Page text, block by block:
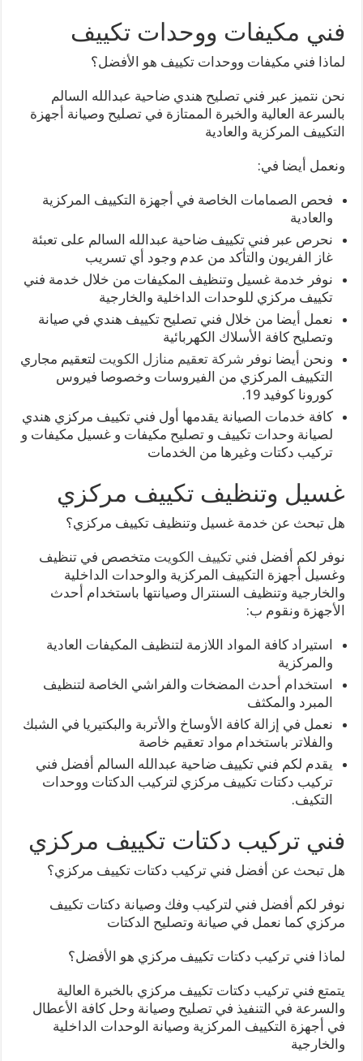
فني مكيفات ووحدات تكييف
لماذا فني مكيفات ووحدات تكييف هو الأفضل؟
نحن نتميز عبر فني تصليح هندي ضاحية عبدالله السالم
بالسرعة العالية والخبرة الممتازة في تصليح وصيانة أجهزة
التكييف المركزية والعادية
ونعمل أيضا في:
فحص الصمامات الخاصة في أجهزة التكييف المركزية
والعادية
نحرص عبر فني تكييف ضاحية عبدالله السالم على تعبئة
غاز الفريون والتأكد من عدم وجود أي تسريب
نوفر خدمة غسيل وتنظيف المكيفات من خلال خدمة فني
تكييف مركزي للوحدات الداخلية والخارجية
نعمل أيضا من خلال فني تصليح تكييف هندي في صيانة
وتصليح كافة الأسلاك الكهربائية
ونحن أيضا نوفر شركة تعقيم منازل الكويت لتعقيم مجاري
التكييف المركزي من الفيروسات وخصوصا فيروس
كورونا كوفيد 19.
كافة خدمات الصيانة يقدمها أول فني تكييف مركزي هندي
لصيانة وحدات تكييف و تصليح مكيفات و غسيل مكيفات و
تركيب دكتات وغيرها من الخدمات
غسيل وتنظيف تكييف مركزي
هل تبحث عن خدمة غسيل وتنظيف تكييف مركزي؟
نوفر لكم أفضل فني تكييف الكويت متخصص في تنظيف
وغسيل أجهزة التكييف المركزية والوحدات الداخلية
والخارجية وتنظيف السنترال وصيانتها باستخدام أحدث
الأجهزة ونقوم ب:
استيراد كافة المواد اللازمة لتنظيف المكيفات العادية
والمركزية
استخدام أحدث المضخات والفراشي الخاصة لتنظيف
المبرد والمكثف
نعمل في إزالة كافة الأوساخ والأتربة والبكتيريا في الشبك
والفلاتر باستخدام مواد تعقيم خاصة
يقدم لكم فني تكييف ضاحية عبدالله السالم أفضل فني
تركيب دكتات تكييف مركزي لتركيب الدكتات ووحدات
التكيف.
فني تركيب دكتات تكييف مركزي
هل تبحث عن أفضل فني تركيب دكتات تكييف مركزي؟
نوفر لكم أفضل فني لتركيب وفك وصيانة دكتات تكييف
مركزي كما نعمل في صيانة وتصليح الدكتات
لماذا فني تركيب دكتات تكييف مركزي هو الأفضل؟
يتمتع فني تركيب دكتات تكييف مركزي بالخبرة العالية
والسرعة في التنفيذ في تصليح وصيانة وحل كافة الأعطال
في أجهزة التكييف المركزية وصيانة الوحدات الداخلية
والخارجية